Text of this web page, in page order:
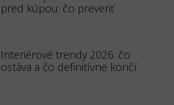
pred kúpou: čo preveriť
Interiérové trendy 2026: čo
ostáva a čo definitívne končí